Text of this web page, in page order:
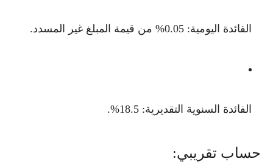
الفائدة اليومية: 0.05% من قيمة المبلغ غير المسدد.
الفائدة السنوية التقديرية: 18.5%.
حساب تقريبي: